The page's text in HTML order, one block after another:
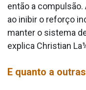
então a
ao inibir o reforço
manter o sistema
explica Christian
E quanto a